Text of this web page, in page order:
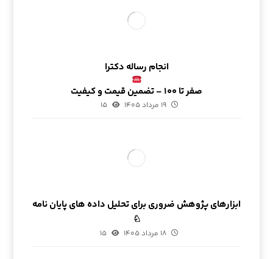
انجام رساله دکترا
صفر تا ۱۰۰ – تضمین قیمت و کیفیت
۱۹ مرداد ۱۴۰۵ ۱۵
ابزارهای پژوهش ضروری برای تحلیل داده های پایان نامه
♘
۱۸ مرداد ۱۴۰۵ ۱۵